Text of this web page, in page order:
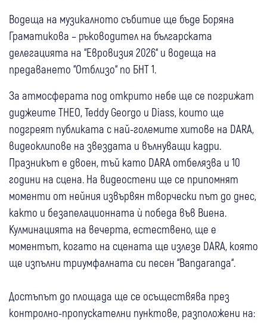
Водеща на музикалното събитие ще бъде Боряна
Граматикова – ръководител на българската
делегацията на “Евровизия 2026“ и водеща на
предаването “Отблизо“ по БНТ 1.
За атмосферата под открито небе ще се погрижат
диджеите THEO, Teddy Georgo и Diass, които ще
подгреят публиката с най-големите хитове на DARA,
видеоклипове на звездата и вълнуващи кадри.
Празникът е двоен, тъй като DARA отбелязва и 10
години на сцена. На видеостени ще се припомнят
моменти от нейния извървян творчески път до днес,
както и безапелационната ѝ победа във Виена.
Кулминацията на вечерта, естествено, ще е
моментът, когато на сцената ще излезе DARA, която
ще изпълни триумфалната си песен “Bangaranga“.
Достъпът до площада ще се осъществява през
контролно-пропускателни пунктове, разположени на: